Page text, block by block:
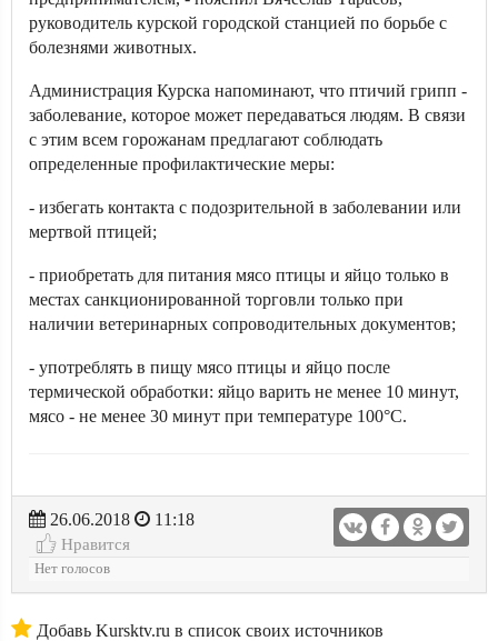
руководитель курской городской станцией по борьбе с
болезнями животных.
Администрация Курска напоминают, что птичий грипп -
заболевание, которое может передаваться людям. В связи
с этим всем горожанам предлагают соблюдать
определенные профилактические меры:
- избегать контакта с подозрительной в заболевании или
мертвой птицей;
- приобретать для питания мясо птицы и яйцо только в
местах санкционированной торговли только при
наличии ветеринарных сопроводительных документов;
- употреблять в пищу мясо птицы и яйцо после
термической обработки: яйцо варить не менее 10 минут,
мясо - не менее 30 минут при температуре 100°С.
26.06.2018
11:18
Нравится
Нет голосов
Добавь Kursktv.ru в список своих источников